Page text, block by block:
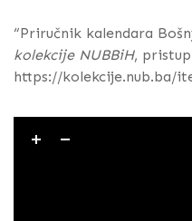
“Priručnik kalendara
kolekcije NUBBiH,
https://kolekcije.nub.ba/